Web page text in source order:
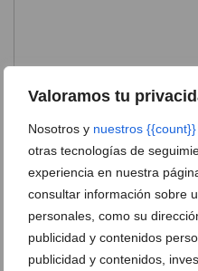
Valoramos tu
Nosotros y nuestros
otras tecnologías de
experiencia en nuestra
consultar información sobre
personales, como su
publicidad y contenidos
publicidad y contenidos,